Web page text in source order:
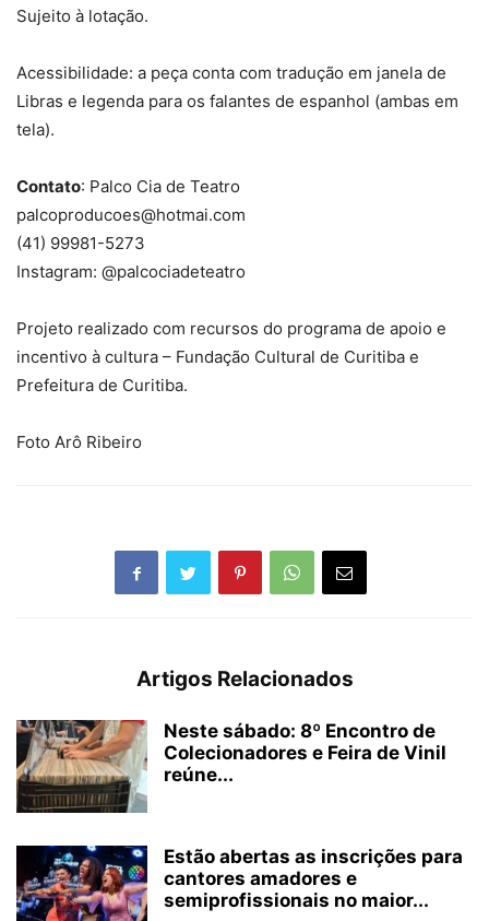
Sujeito à lotação.
Acessibilidade: a peça conta com tradução em janela de
Libras e legenda para os falantes de espanhol (ambas em
tela).
Contato: Palco Cia de Teatro
palcoproducoes@hotmai.com
(41) 99981-5273
Instagram: @palcociadeteatro
Projeto realizado com recursos do programa de apoio e
incentivo à cultura – Fundação Cultural de Curitiba e
Prefeitura de Curitiba.
Foto Arô Ribeiro
Artigos Relacionados
Neste sábado: 8º Encontro de
Colecionadores e Feira de Vinil
reúne...
Estão abertas as inscrições para
cantores amadores e
semiprofissionais no maior...